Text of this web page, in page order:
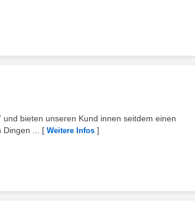
bieten unseren Kund innen seitdem einen
...
[ Weitere Infos ]